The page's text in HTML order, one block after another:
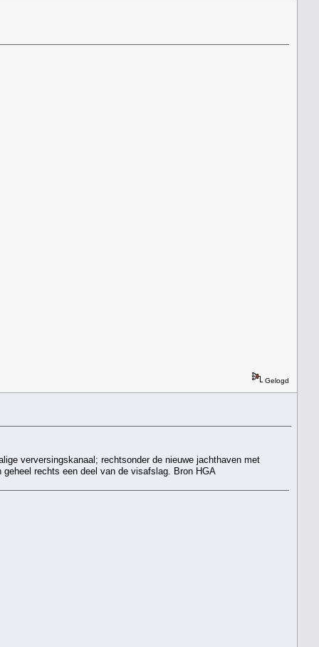
Gelogd
verversingskanaal; rechtsonder de nieuwe jachthaven met
rechts een deel van de visafslag. Bron HGA